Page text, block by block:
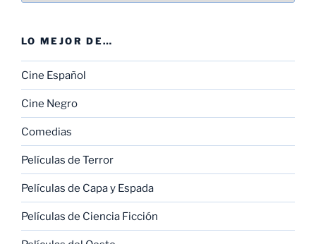
LO MEJOR DE…
Cine Español
Cine Negro
Comedias
Películas de Terror
Películas de Capa y Espada
Películas de Ciencia Ficción